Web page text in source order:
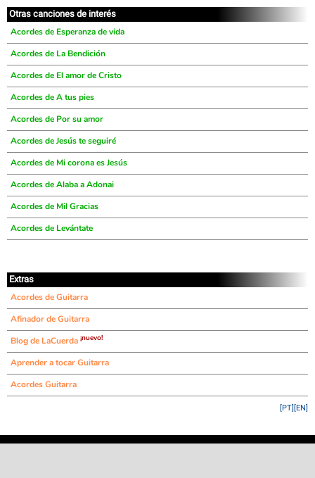
Otras canciones de interés
Acordes de Esperanza de vida
Acordes de La Bendición
Acordes de El amor de Cristo
Acordes de A tus pies
Acordes de Por su amor
Acordes de Jesús te seguiré
Acordes de Mi corona es Jesús
Acordes de Alaba a Adonai
Acordes de Mil Gracias
Acordes de Levántate
Extras
Acordes de Guitarra
Afinador de Guitarra
Blog de LaCuerda ¡nuevo!
Aprender a tocar Guitarra
Acordes Guitarra
[EN]
[PT]